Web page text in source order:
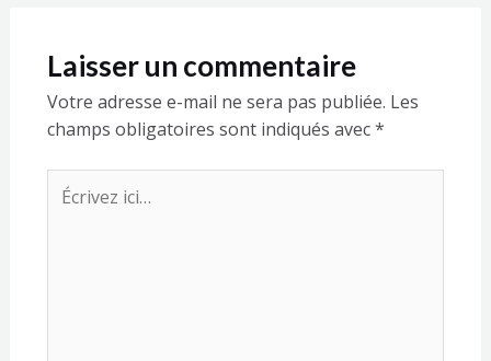
Laisser un commentaire
Votre adresse e-mail ne sera pas publiée. Les
champs obligatoires sont indiqués avec*
Écrivez
ici…